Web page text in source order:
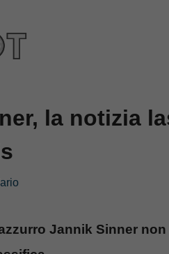
la notizia
Jannik Sinner